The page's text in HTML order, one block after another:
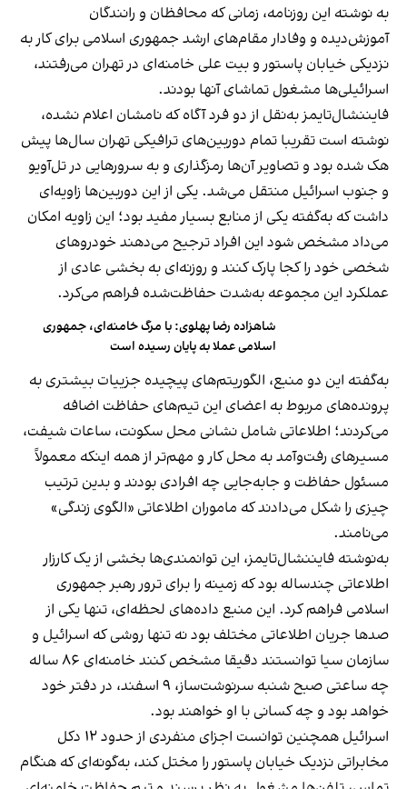
به نوشته این روزنامه، زمانی که محافظان و رانندگان
آموزش‌دیده و وفادار مقام‌های ارشد جمهوری اسلامی برای کار به
نزدیکی خیابان پاستور و بیت علی خامنه‌ای در تهران می‌‌رفتند،
اسرائیلی‌ها مشغول تماشای آنها بودند.
فایننشال‌تایمز به‌نقل از دو فرد آگاه که نامشان اعلام نشده،
نوشته است تقریبا تمام دوربین‌های ترافیکی تهران سال‌ها پیش
هک شده بود و تصاویر آن‌ها رمزگذاری و به سرورهایی در تل‌آویو
و جنوب اسرائیل منتقل می‌شد. یکی از این دوربین‌ها زاویه‌ای
داشت که به‌گفته یکی از منابع بسیار مفید بود؛ این زاویه امکان
می‌داد مشخص شود این افراد ترجیح می‌دهند خودروهای
شخصی خود را کجا پارک کنند و روزنه‌ای به بخشی عادی از
عملکرد این مجموعه به‌شدت حفاظت‌شده فراهم می‌کرد.
شاهزاده رضا پهلوی: با مرگ خامنه‌ای، جمهوری
اسلامی عملا به پایان رسیده است
به‌گفته این دو منبع، الگوریتم‌های پیچیده جزییات بیشتری به
پرونده‌های مربوط به اعضای این تیم‌های حفاظت اضافه
می‌کردند؛ اطلاعاتی شامل نشانی محل سکونت، ساعات شیفت،
مسیرهای رفت‌وآمد به محل کار و مهم‌تر از همه اینکه معمولاً
مسئول حفاظت و جابه‌جایی چه افرادی بودند و بدین ترتیب
چیزی را شکل می‌دادند که ماموران اطلاعاتی «الگوی زندگی»
می‌نامند.
به‌نوشته فایننشال‌تایمز، این توانمندی‌ها بخشی از یک کارزار
اطلاعاتی چندساله بود که زمینه را برای ترور رهبر جمهوری
اسلامی فراهم کرد. این منبع داده‌های لحظه‌ای، تنها یکی از
صدها جریان اطلاعاتی مختلف بود نه تنها روشی که اسرائیل و
سازمان سیا توانستند دقیقا مشخص کنند خامنه‌ای ۸۶ ساله
چه ساعتی صبح شنبه سرنوشت‌ساز، ۹ اسفند، در دفتر خود
خواهد بود و چه کسانی با او خواهند بود.
اسرائیل همچنین توانست اجزای منفردی از حدود ۱۲ دکل
مخابراتی نزدیک خیابان پاستور را مختل کند، به‌گونه‌ای که هنگام